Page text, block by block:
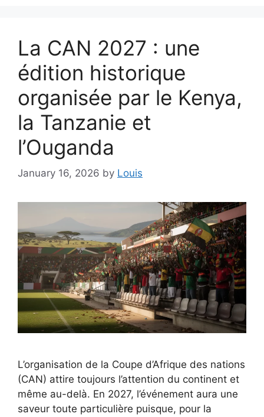
La CAN 2027 : une
édition historique
organisée par le Kenya,
la Tanzanie et
l’Ouganda
January 16, 2026 by Louis
L’organisation de la Coupe d’Afrique des nations
(CAN) attire toujours l’attention du continent et
même au-delà. En 2027, l’événement aura une
saveur toute particulière puisque, pour la